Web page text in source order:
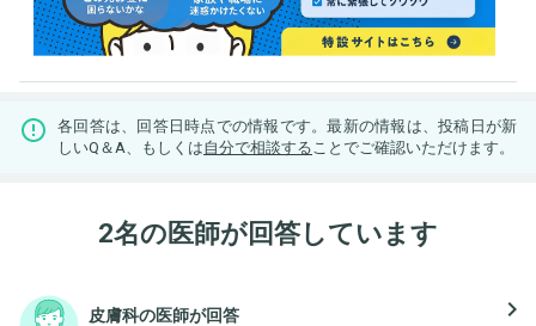
各回答は、回答日時点での情報です。最新の情報は、投稿日が新
しいQ＆A、もしくは自分で相談する ことでご確認いただけます。
2名の医師が回答しています
皮膚科の医師が回答 navigate_next